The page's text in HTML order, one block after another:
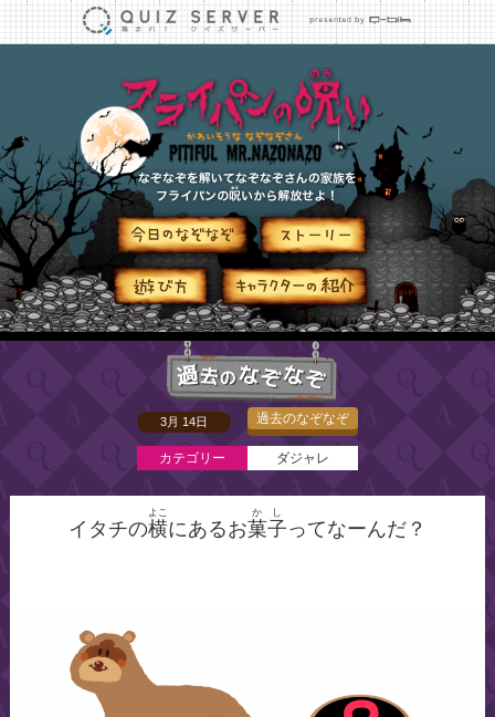
なぞな
今日のなぞなぞ ストーリー
遊び方 キャラクターの
3月 14日
カテゴリー ダジャレ
過去のなぞなぞ
イタチの横
よこ
にあるお菓子
かし
ってなーんだ？